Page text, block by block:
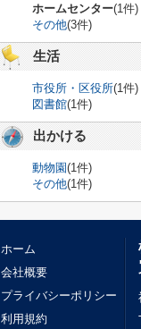
ホームセンター(1件)
その他(3件)
生活
市役所・区役所(1件)
図書館(1件)
出かける
動物園(1件)
その他(1件)
ホーム
会社概要
プライバシーポリシー
利用規約